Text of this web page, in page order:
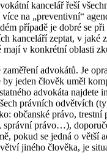
kancelář řeší
na „preventivní“
případě je dobré se
kanceláří zeptat, v jaké
mají v konkrétní oblasti
advokátů. Je
by jeden člověk uměl
advokáta najdete
právních odvětvích
občanské právo, trestní
správní právo…),
pokud se jedná o větší
jiného člověka, je